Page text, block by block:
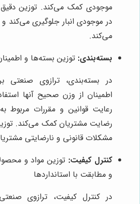
موجودی کمک می‌کند. توزین دقیق
در موجودی انبار جلوگیری می‌کند و
می‌کند.
بسته‌بندی: توزین بسته‌ها و
در بسته‌بندی، ترازوی صنعتی
اطمینان از وزن صحیح آنها
رعایت قوانین و مقررات
رضایت مشتریان کمک می‌کند.
مشکلات قانونی و نارضایتی
کنترل کیفیت: توزین مواد و
و مطابقت با استانداردها
در کنترل کیفیت، ترازوی